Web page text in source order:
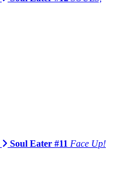
Soul Eater #11 Face Up!